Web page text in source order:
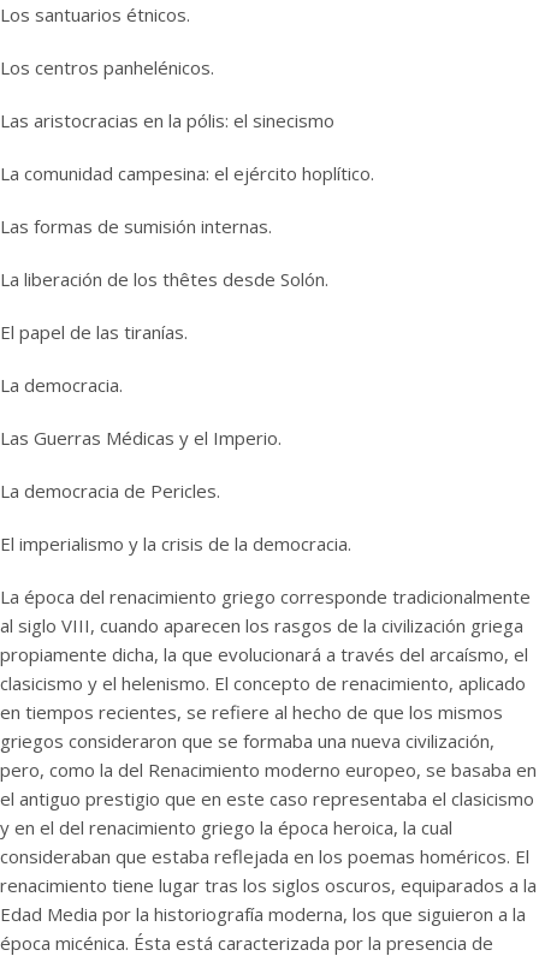
Los santuarios étnicos.
Los centros panhelénicos.
Las aristocracias en la pólis: el sinecismo
La comunidad campesina: el ejército hoplítico.
Las formas de sumisión internas.
La liberación de los thêtes desde Solón.
El papel de las tiranías.
La democracia.
Las Guerras Médicas y el Imperio.
La democracia de Pericles.
El imperialismo y la crisis de la democracia.
La época del renacimiento griego corresponde tradicionalmente
al siglo VIII, cuando aparecen los rasgos de la civilización griega
propiamente dicha, la que evolucionará a través del arcaísmo, el
clasicismo y el helenismo. El concepto de renacimiento, aplicado
en tiempos recientes, se refiere al hecho de que los mismos
griegos consideraron que se formaba una nueva civilización,
pero, como la del Renacimiento moderno europeo, se basaba en
el antiguo prestigio que en este caso representaba el clasicismo
y en el del renacimiento griego la época heroica, la cual
consideraban que estaba reflejada en los poemas homéricos. El
renacimiento tiene lugar tras los siglos oscuros, equiparados a la
Edad Media por la historiografía moderna, los que siguieron a la
época micénica. Ésta está caracterizada por la presencia de